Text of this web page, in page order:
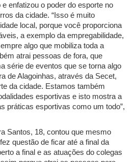
enfatizou o poder do esporte no
da cidade. “Isso é muito
local, porque você proporciona
a exemplo da empregabilidade,
algo que mobiliza toda a
atrai pessoas de fora, que
série de eventos que se torna algo
de Alagoinhas, através da Secet,
da cidade. Estamos também
esportivas e isto mostra a
práticas esportivas como um todo”,
Santos, 18, contou que mesmo
questão de ficar até a final da
a final e as atuações do colegas